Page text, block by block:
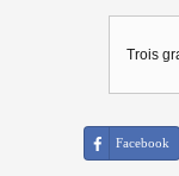
Trois
Facebook